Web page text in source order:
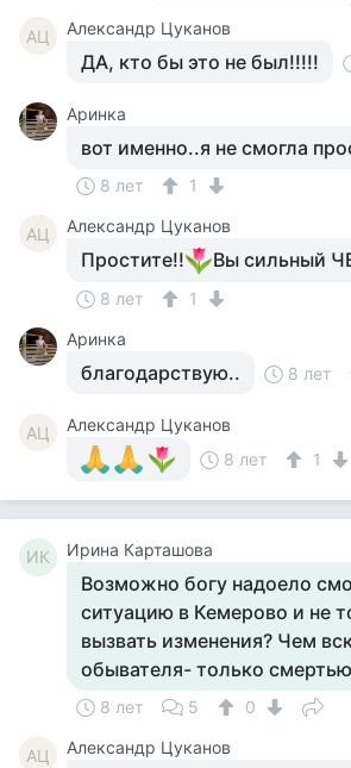
АЦ Александр Цуканов
ДА, кто бы это не был!!!!!
Аринка
вот именно..я не смогла
8 лет 1
АЦ Александр Цуканов
Простите!! Вы сильный
8 лет
1
Аринка
благодарствую.. 8 лет
АЦ
Александр Цуканов
8 лет
1
ИК Ирина Карташова
Возможно богу надоело
ситуацию в Кемерово и не
вызвать изменения? Чем
обывателя- только
8 лет 5 0
АЦ Александр Цуканов